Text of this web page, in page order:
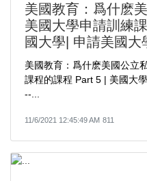
美國教育：爲什麽
美國大學申請訓練
國大學| 申請美國大
美國教育：爲什麽美國公立
課程的課程 Part 5 | 美國大
--...
11/6/2021 12:45:49 AM 811